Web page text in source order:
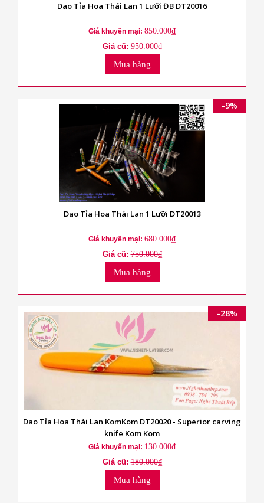
Dao Tỉa Hoa Thái Lan 1 Lưỡi ĐB DT20016
Giá khuyến mại: 850.000₫
Giá cũ:950.000₫
Mua hàng
-9%
Dao Tỉa Hoa Thái Lan 1 Lưỡi DT20013
Giá khuyến mại: 680.000₫
Giá cũ:750.000₫
Mua hàng
-28%
Dao Tỉa Hoa Thái Lan KomKom DT20020 - Superior carving
knife Kom Kom
Giá khuyến mại: 130.000₫
Giá cũ:180.000₫
Mua hàng